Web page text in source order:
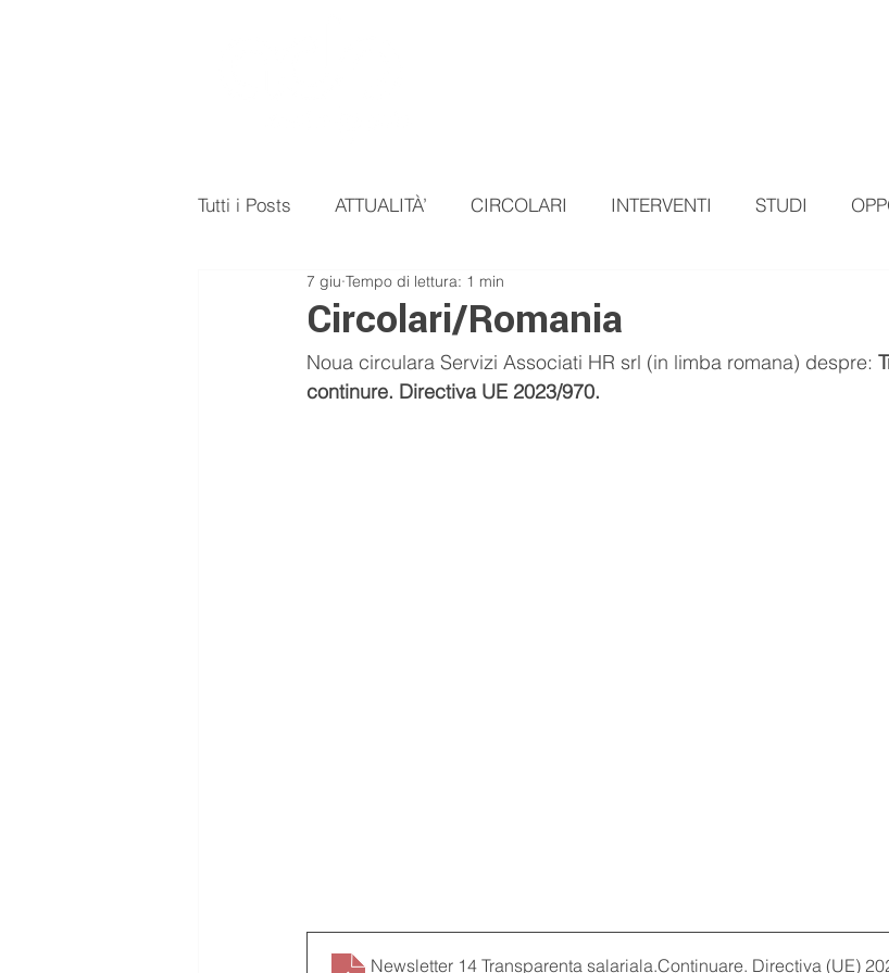
Tutti i Posts ATTUALITÀ’ CIRCOLARI INTERVENTI STUDI
NOTIZIE EVENTI
Circolari/Romania
7 giu Tempo di lettura: 1 min
Noua circulara Servizi Associati HR srl (in limba romana) despre:
continure. Directiva UE 2023/970.
Newsletter 14 Transparenta salariala.Continuare. Directiva (UE)